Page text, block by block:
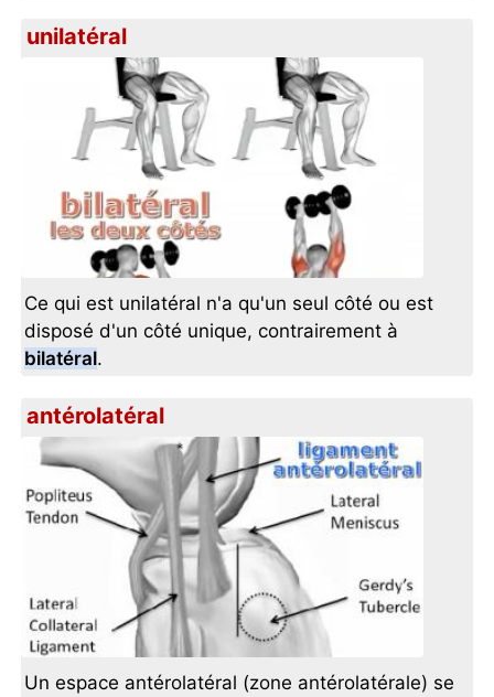
unilatéral
Ce qui est unilatéral n'a qu'un seul côté ou est
disposé d'un côté unique, contrairement à
bilatéral.
antérolatéral
Un espace antérolatéral (zone antérolatérale) se